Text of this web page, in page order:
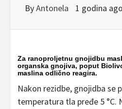
ByAntonela 1 godina ago
Za ranoproljetnu gnojidbu
organska gnojiva, poput
maslina odlično reagira.
Nakon rezidbe, gnojidba se
temperatura tla pređe 5 °C.